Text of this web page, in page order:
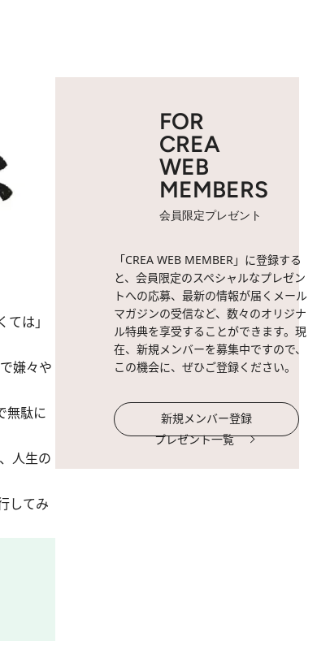
は」
嫌々や
無駄に
人生の
してみ
FOR
CREA
WEB
MEMBERS
会員限定プレゼント
「CREA WEB MEMBER」に登録する
と、会員限定のスペシャルなプレゼン
トへの応募、最新の情報が届くメール
マガジンの受信など、数々のオリジナ
ル特典を享受することができます。現
在、新規メンバーを募集中ですので、
この機会に、ぜひご登録ください。
新規メンバー登録
プレゼント一覧